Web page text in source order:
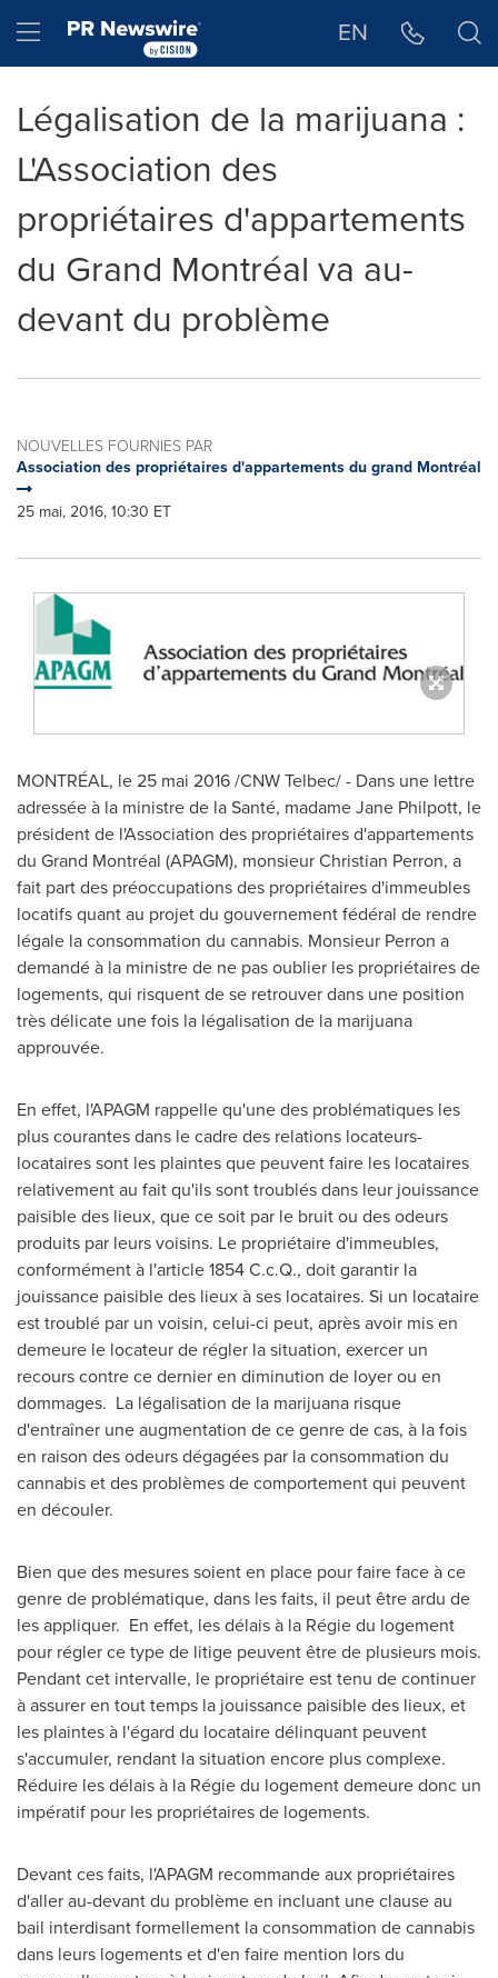
Hamburger menu EN
Légalisation de la marijuana :
L'Association des
propriétaires d'appartements
du Grand Montréal va au-
devant du problème
NOUVELLES FOURNIES PAR
Association des propriétaires d'appartements du grand Montréal
25 mai, 2016, 10:30 ET
MONTRÉAL, le 25 mai 2016 /CNW Telbec/ - Dans une lettre
adressée à la ministre de la Santé, madameJane Philpott, le
président de l'Association des propriétaires d'appartements
du Grand Montréal (APAGM), monsieurChristian Perron, a
fait part des préoccupations des propriétaires d'immeubles
locatifs quant au projet du gouvernement fédéral de rendre
légale la consommation du cannabis. Monsieur Perron a
demandé à la ministre de ne pas oublier les propriétaires de
logements, qui risquent de se retrouver dans une position
très délicate une fois la légalisation de la marijuana
approuvée.
En effet, l'APAGM rappelle qu'une des problématiques les
plus courantes dans le cadre des relations locateurs-
locataires sont les plaintes que peuvent faire les locataires
relativement au fait qu'ils sont troublés dans leur jouissance
paisible des lieux, que ce soit par le bruit ou des odeurs
produits par leurs voisins. Le propriétaire d'immeubles,
conformément à l'article 1854 C.c.Q., doit garantir la
jouissance paisible des lieux à ses locataires. Si un locataire
est troublé par un voisin, celui-ci peut, après avoir mis en
demeure le locateur de régler la situation, exercer un
recours contre ce dernier en diminution de loyer ou en
dommages. La légalisation de la marijuana risque
d'entraîner une augmentation de ce genre de cas, à la fois
en raison des odeurs dégagées par la consommation du
cannabis et des problèmes de comportement qui peuvent
en découler.
Bien que des mesures soient en place pour faire face à ce
genre de problématique, dans les faits, il peut être ardu de
les appliquer. En effet, les délais à la Régie du logement
pour régler ce type de litige peuvent être de plusieurs mois.
Pendant cet intervalle, le propriétaire est tenu de continuer
à assurer en tout temps la jouissance paisible des lieux, et
les plaintes à l'égard du locataire délinquant peuvent
s'accumuler, rendant la situation encore plus complexe.
Réduire les délais à la Régie du logement demeure donc un
impératif pour les propriétaires de logements.
Devant ces faits, l'APAGM recommande aux propriétaires
d'aller au-devant du problème en incluant une clause au
bail interdisant formellement la consommation de cannabis
dans leurs logements et d'en faire mention lors du